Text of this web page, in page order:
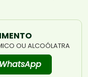
OU ALCOÓLATRA